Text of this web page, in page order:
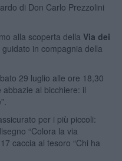
di Don Carlo Prezzolini
alla scoperta della Via dei
guidato in compagnia della
29 luglio alle ore 18,30
al bicchiere: il
per i più piccoli:
“Colora la via
caccia al tesoro “Chi ha